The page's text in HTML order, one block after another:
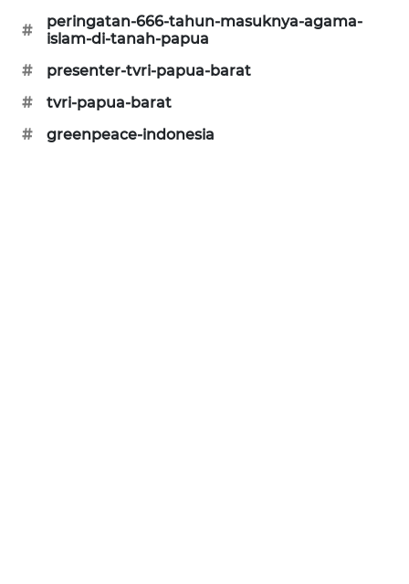
#
peringatan-666-tahun-masuknya-agama-
islam-di-tanah-papua
#
presenter-tvri-papua-barat
#
tvri-papua-barat
#
greenpeace-indonesia
AKHLAK
ID
PERAPKI
NEWS